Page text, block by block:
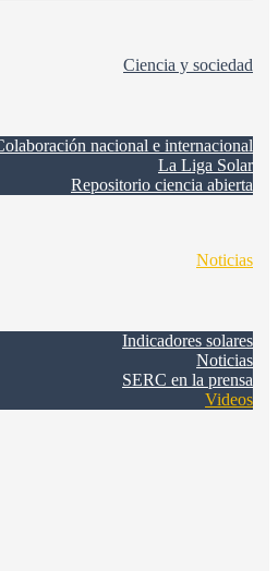
Ciencia y sociedad
nacional e internacional
La Liga Solar
Repositorio ciencia abierta
Noticias
Indicadores solares
Noticias
SERC en la prensa
Videos